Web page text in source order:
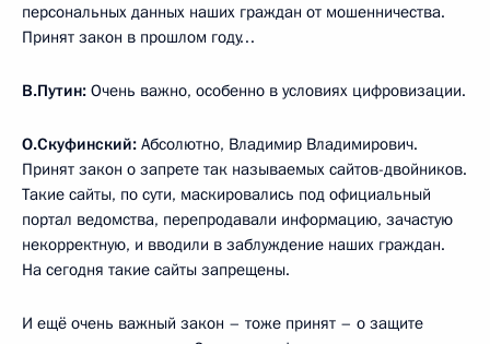
персональных данных наших граждан от мошенничества.
Принят закон в прошлом году…
В.Путин: Очень важно, особенно в условиях цифровизации.
О.Скуфинский: Абсолютно, Владимир Владимирович.
Принят закон о запрете так называемых сайтов-двойников.
Такие сайты, по сути, маскировались под официальный
портал ведомства, перепродавали информацию, зачастую
некорректную, и вводили в заблуждение наших граждан.
На сегодня такие сайты запрещены.
И ещё очень важный закон – тоже принят – о защите